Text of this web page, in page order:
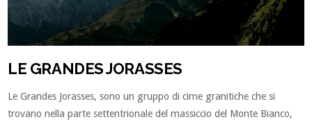
LE GRANDES JORASSES
Le Grandes Jorasses, sono un gruppo di cime granitiche che si
trovano nella parte settentrionale del massiccio del Monte Bianco,